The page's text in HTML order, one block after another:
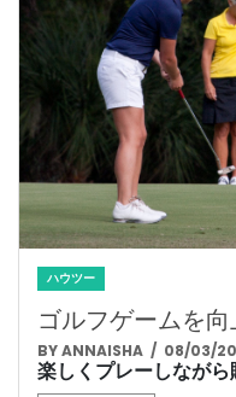
ハウツー
ゴルフゲームを
BY ANNAISHA / 08/03/
楽しくプレーしなが